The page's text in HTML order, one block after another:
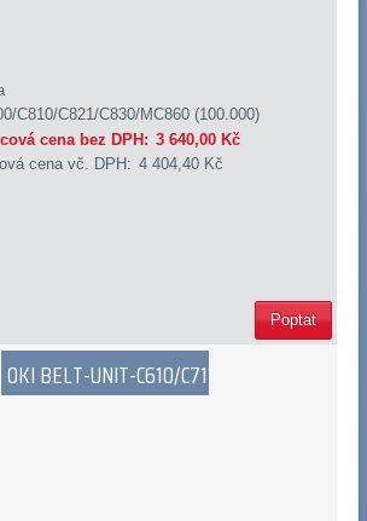
C810/C821/C830/MC860 (100.000)
cena bez DPH: 3 640,00 Kč
cena vč. DPH: 4 404,40 Kč
Poptat
OKI BELT-UNIT-C610/C711